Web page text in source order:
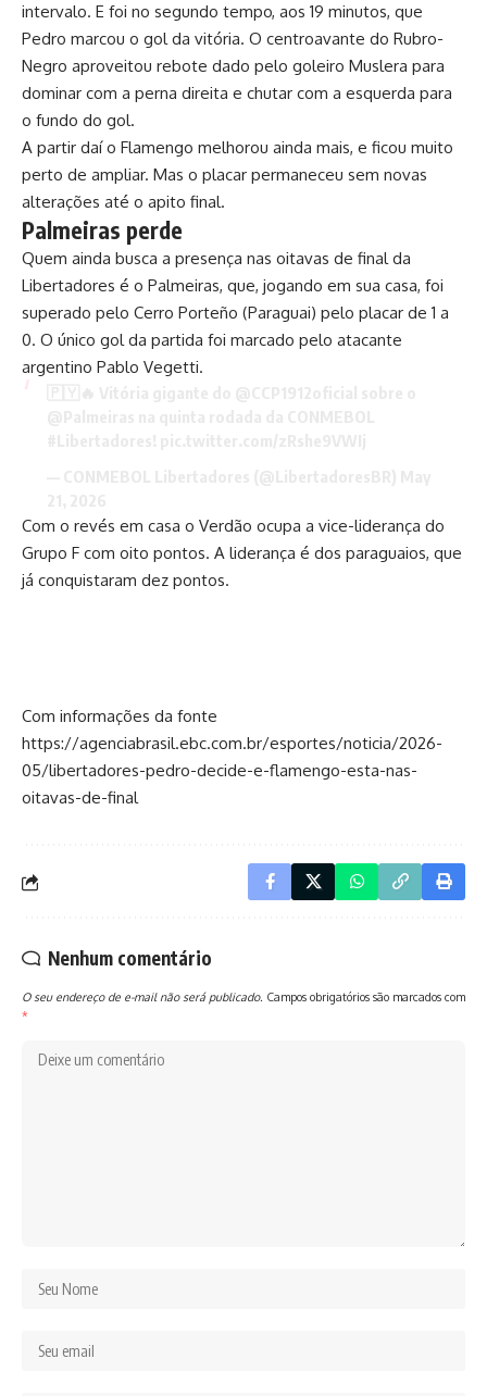
intervalo. E foi no segundo tempo, aos 19 minutos, que
Pedro marcou o gol da vitória. O centroavante do Rubro-
Negro aproveitou rebote dado pelo goleiro Muslera para
dominar com a perna direita e chutar com a esquerda para
o fundo do gol.
A partir daí o Flamengo melhorou ainda mais, e ficou muito
perto de ampliar. Mas o placar permaneceu sem novas
alterações até o apito final.
Palmeiras perde
Quem ainda busca a presença nas oitavas de final da
Libertadores é o Palmeiras, que, jogando em sua casa, foi
superado pelo Cerro Porteño (Paraguai) pelo placar de 1 a
0. O único gol da partida foi marcado pelo atacante
argentino Pablo Vegetti.
Com o revés em casa o Verdão ocupa a vice-liderança do
Grupo F com oito pontos. A liderança é dos paraguaios, que
já conquistaram dez pontos.
Com informações da fonte
https://agenciabrasil.ebc.com.br/esportes/noticia/2026-
05/libertadores-pedro-decide-e-flamengo-esta-nas-
oitavas-de-final
Nenhum comentário
O seu endereço de e-mail não será publicado. Campos obrigatórios são marcados com
*